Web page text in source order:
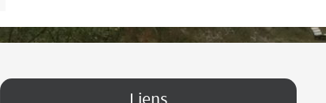
Liens